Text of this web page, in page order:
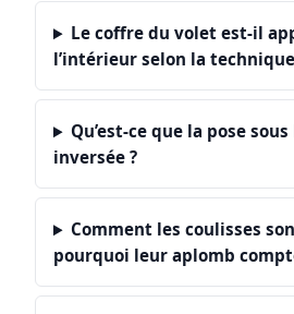
Le coffre du volet est-il
l’intérieur selon la
Qu’est-ce que la pose
inversée ?
Comment les coulisses
pourquoi leur aplomb